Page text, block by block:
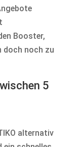
Booster,
doch noch zu
5
alternativ